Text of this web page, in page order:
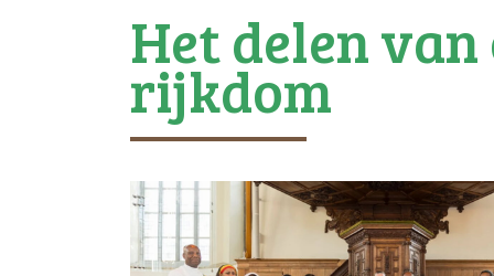
Het delen van
rijkdom